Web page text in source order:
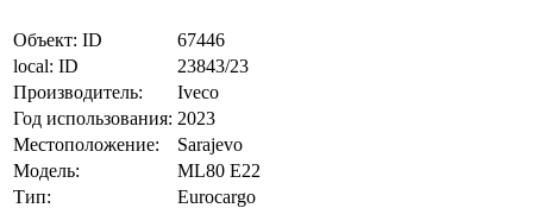
Объект: ID
67446
local: ID
23843/23
Производитель:
Iveco
Год использования: 2023
Местоположение:
Sarajevo
Модель:
ML80 E22
Тип:
Eurocargo